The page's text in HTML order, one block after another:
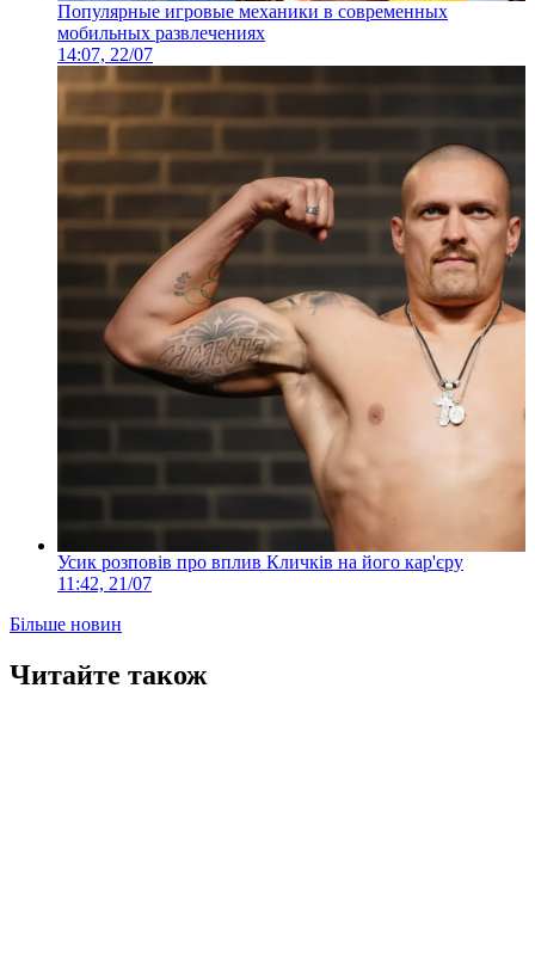
Популярные игровые механики в современных
мобильных развлечениях
14:07, 22/07
Усик розповів про вплив Кличків на його кар'єру
11:42, 21/07
Більше новин
Читайте також